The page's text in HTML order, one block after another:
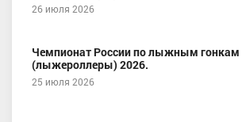
26 июля 2026
Чемпионат России по лыжным гонкам
(лыжероллеры) 2026.
25 июля 2026